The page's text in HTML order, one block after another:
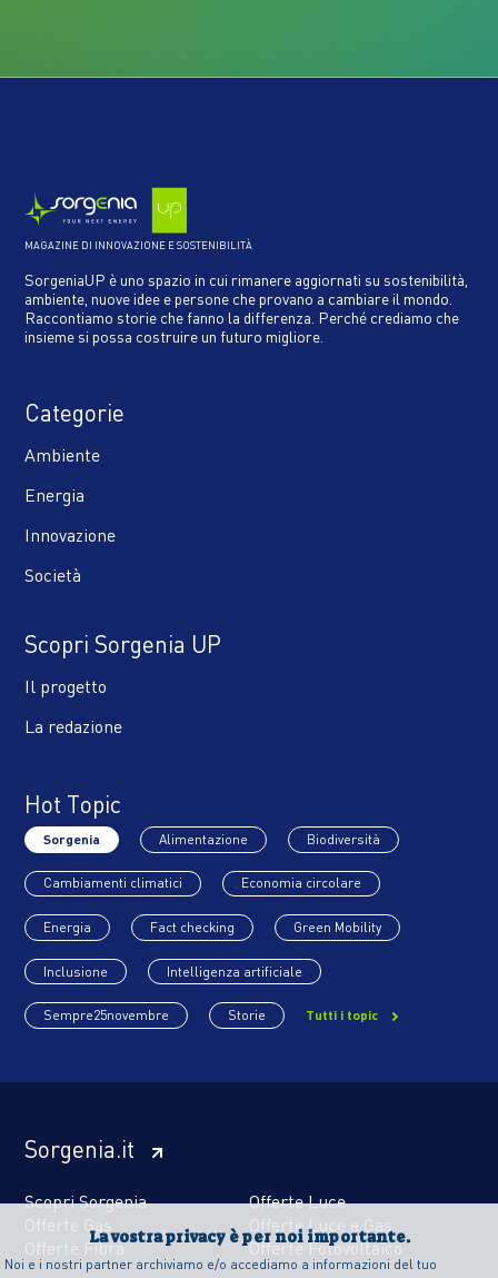
La vostra privacy è per noi importante.
Noi e i nostri partner archiviamo e/o accediamo a informazioni del tuo
MAGAZINE DI INNOVAZIONE E SOSTENIBILITÀ
SorgeniaUP è uno spazio in cui rimanere aggiornati su sostenibilità,
ambiente, nuove idee e persone che provano a cambiare il mondo.
Raccontiamo storie che fanno la differenza. Perché crediamo che
insieme si possa costruire un futuro migliore.
Categorie
Ambiente
Energia
Innovazione
Società
Scopri Sorgenia UP
Il progetto
La redazione
Hot Topic
Sorgenia Alimentazione Biodiversità
Cambiamenti climatici Economia circolare
Energia Fact checking Green Mobility
Inclusione Intelligenza artificiale
Sempre25novembre Storie Tutti i topic
Sorgenia.it
Scopri Sorgenia
Offerte Luce
Offerte Gas
Offerte Luce e Gas
Offerte Fibra
Offerte Fotovoltaico